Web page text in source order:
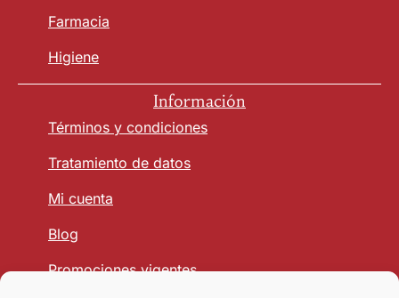
Farmacia
Higiene
Información
Términos y condiciones
Tratamiento de datos
Mi cuenta
Blog
Promociones vigentes